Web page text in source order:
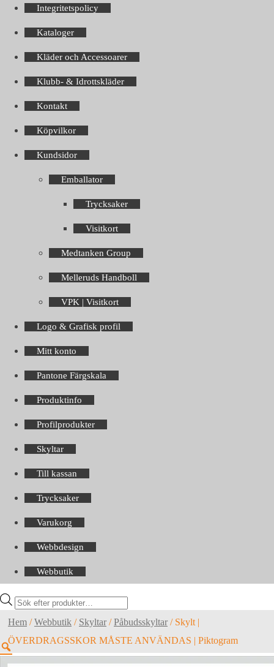
Integritetspolicy
Kataloger
Kläder och Accessoarer
Klubb- & Idrottskläder
Kontakt
Köpvilkor
Kundsidor
Emballator
Trycksaker
Visitkort
Medtanken Group
Melleruds Handboll
VPK | Visitkort
Logo & Grafisk profil
Mitt konto
Pantone Färgskala
Produktinfo
Profilprodukter
Skyltar
Till kassan
Trycksaker
Varukorg
Webbdesign
Webbutik
Products
Hem /Webbutik / Skyltar /Påbudsskyltar / Skylt |
ÖVERDRAGSSKOR MÅSTE ANVÄNDAS | Piktogram